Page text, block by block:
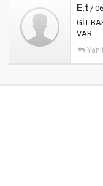
E.t /
GİT
VAR.